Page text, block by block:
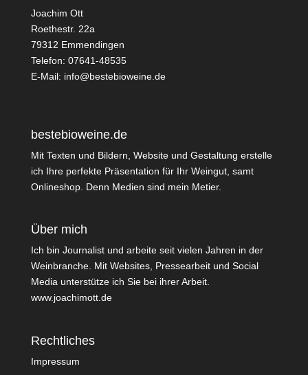
Joachim Ott
Roethestr. 22a
79312 Emmendingen
Telefon: 07641-48535
E-Mail: info@bestebioweine.de
bestebioweine.de
Mit Texten und Bildern, Website und Gestaltung erstelle
ich Ihre perfekte Präsentation für Ihr Weingut, samt
Onlineshop. Denn Medien sind mein Metier.
Über mich
Ich bin Journalist und arbeite seit vielen Jahren in der
Weinbranche. Mit Websites, Pressearbeit und Social
Media unterstütze ich Sie bei ihrer Arbeit.
www.joachimott.de
Rechtliches
Impressum